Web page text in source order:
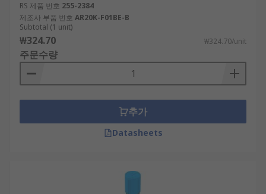
RS 제품 번호 255-2384
제조사 부품 번호 AR20K-F01BE-B
Subtotal (1 unit)
₩324.70 ₩324.70/unit
주문수량
추가
Datasheets